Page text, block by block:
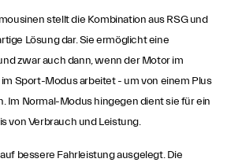
stellt die Kombination aus RSG und
Lösung dar. Sie ermöglicht eine
zwar auch dann, wenn der Motor im
Sport-Modus arbeitet - um von einem Plus
Im Normal-Modus hingegen dient sie für ein
von Verbrauch und Leistung.
bessere Fahrleistung ausgelegt. Die